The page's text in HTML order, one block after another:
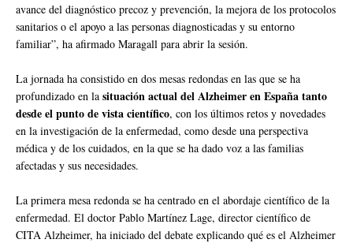
avance del diagnóstico precoz y prevención, la mejora de los protocolos
sanitarios o el apoyo a las personas diagnosticadas y su entorno
familiar”, ha afirmado Maragall para abrir la sesión.
La jornada ha consistido en dos mesas redondas en las que se ha
profundizado en la situación actual del Alzheimer en España tanto
desde el punto de vista científico, con los últimos retos y novedades
en la investigación de la enfermedad, como desde una perspectiva
médica y de los cuidados, en la que se ha dado voz a las familias
afectadas y sus necesidades.
La primera mesa redonda se ha centrado en el abordaje científico de la
enfermedad. El doctor Pablo Martínez Lage, director científico de
CITA Alzheimer, ha iniciado del debate explicando qué es el Alzheimer